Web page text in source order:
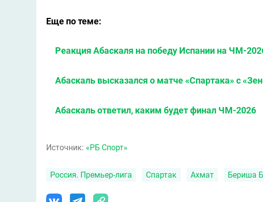
Еще по теме:
Реакция Абаскаля на победу Испании на ЧМ-
Абаскаль высказался о матче «Спартака» с
Абаскаль ответил, каким будет финал ЧМ-2026
Источник: «РБ Спорт»
Россия. Премьер-лига Спартак Ахмат Бериша